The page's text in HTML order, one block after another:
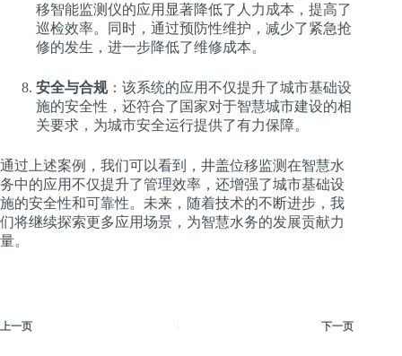
移智能监测仪的应用显著降低了人力成本，提高了
巡检效率。同时，通过预防性维护，减少了紧急抢
修的发生，进一步降低了维修成本。
安全与合规：该系统的应用不仅提升了城市基础设
施的安全性，还符合了国家对于智慧城市建设的相
关要求，为城市安全运行提供了有力保障。
通过上述案例，我们可以看到，井盖位移监测在智慧水
务中的应用不仅提升了管理效率，还增强了城市基础设
施的安全性和可靠性。未来，随着技术的不断进步，我
们将继续探索更多应用场景，为智慧水务的发展贡献力
量。
上一页 下一页